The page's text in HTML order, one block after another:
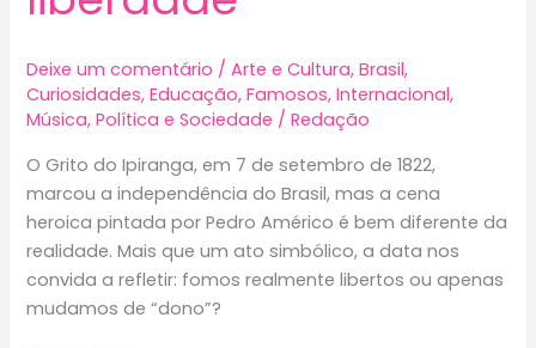
Deixe um comentário /Arte e Cultura,Brasil,
Curiosidades,Educação,Famosos,Internacional,
Música,Política e Sociedade /Redação
O Grito do Ipiranga, em 7 de setembro de 1822,
marcou a independência do Brasil, mas a cena
heroica pintada por Pedro Américo é bem diferente da
realidade. Mais que um ato simbólico, a data nos
convida a refletir: fomos realmente libertos ou apenas
mudamos de “dono”?